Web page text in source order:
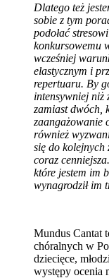
Dlatego też
sobie z tym
podołać
konkursowemu
wcześniej
elastycznym i
repertuaru. By
intensywniej niż
zamiast dwóch,
zaangażowanie
również
się do kolejnych
coraz
które jestem im
wynagrodził im
Mundus Cantat
chóralnych w
dziecięce,
występy ocenia